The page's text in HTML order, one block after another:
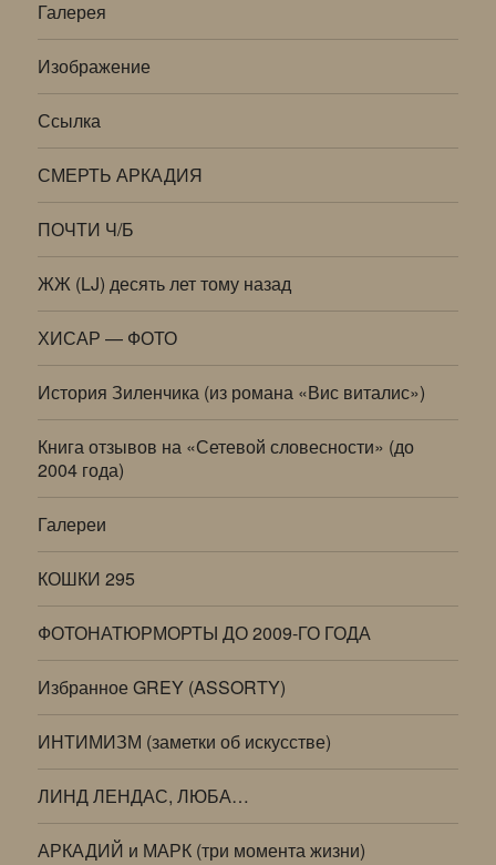
Галерея
Изображение
Ссылка
СМЕРТЬ АРКАДИЯ
ПОЧТИ Ч/Б
ЖЖ (LJ) десять лет тому назад
ХИСАР — ФОТО
История Зиленчика (из романа «Вис виталис»)
Книга отзывов на «Сетевой словесности» (до
2004 года)
Галереи
КОШКИ 295
ФОТОНАТЮРМОРТЫ ДО 2009-ГО ГОДА
Избранное GREY (ASSORTY)
ИНТИМИЗМ (заметки об искусстве)
ЛИНД ЛЕНДАС, ЛЮБА…
АРКАДИЙ и МАРК (три момента жизни)